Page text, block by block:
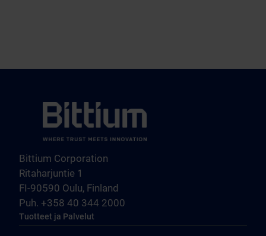
Bittium Corporation
Ritaharjuntie 1
FI-90590 Oulu, Finland
Puh. +358 40 344 2000
Tuotteet ja Palvelut